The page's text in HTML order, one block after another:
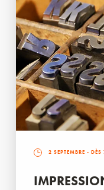
2 SEPTEMBRE - DÈS